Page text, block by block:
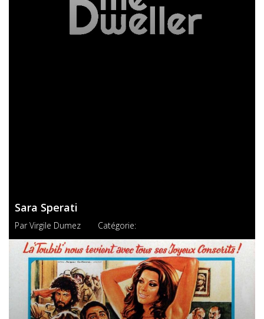
Sara Sperati
ParVirgile Dumez Catégorie: